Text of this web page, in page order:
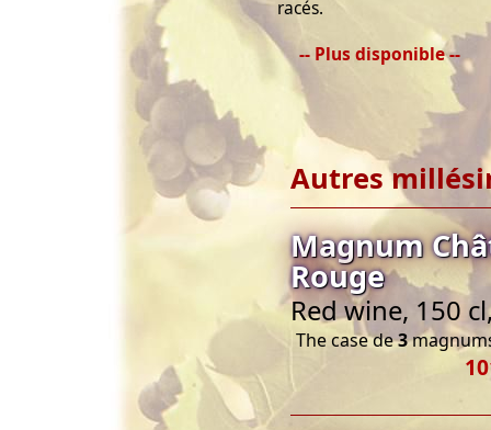
racés.
-- Plus disponible --
Autres
Magnum
Rouge
Red wine, 150
The case de3